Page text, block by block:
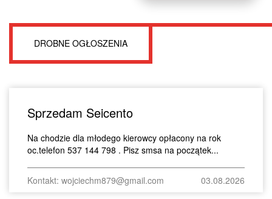
DROBNE OGŁOSZENIA
Sprzedam Seicento
Na chodzie dla młodego kierowcy opłacony na rok
oc.telefon 537 144 798 . Pisz smsa na początek...
Kontakt: wojciechm879@gmail.com 03.08.2026